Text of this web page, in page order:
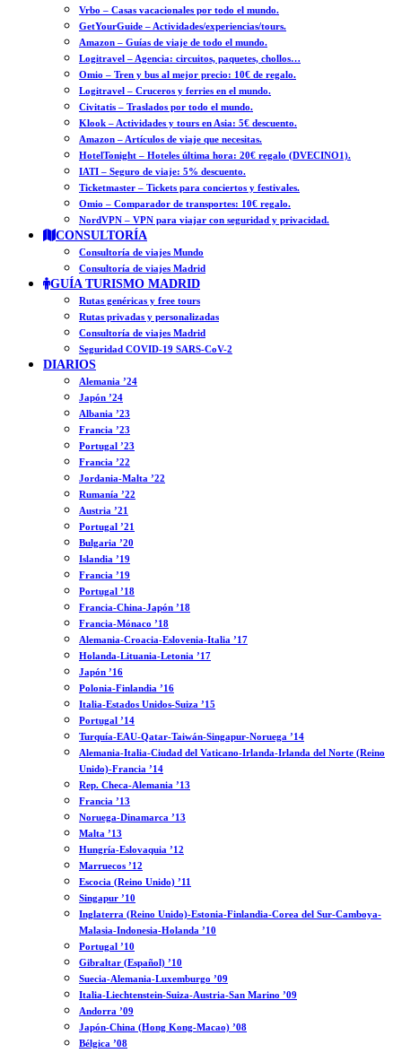
Vrbo – Casas vacacionales por todo el mundo.
GetYourGuide – Actividades/experiencias/tours.
Amazon – Guías de viaje de todo el mundo.
Logitravel – Agencia: circuitos, paquetes, chollos…
Omio – Tren y bus al mejor precio: 10€ de regalo.
Logitravel – Cruceros y ferries en el mundo.
Civitatis – Traslados por todo el mundo.
Klook – Actividades y tours en Asia: 5€ descuento.
Amazon – Artículos de viaje que necesitas.
HotelTonight – Hoteles última hora: 20€ regalo (DVECINO1).
IATI – Seguro de viaje: 5% descuento.
Ticketmaster – Tickets para conciertos y festivales.
Omio – Comparador de transportes: 10€ regalo.
NordVPN – VPN para viajar con seguridad y privacidad.
CONSULTORÍA
Consultoría de viajes Mundo
Consultoría de viajes Madrid
GUÍA TURISMO MADRID
Rutas genéricas y free tours
Rutas privadas y personalizadas
Consultoría de viajes Madrid
Seguridad COVID-19 SARS-CoV-2
DIARIOS
Alemania ’24
Japón ’24
Albania ’23
Francia ’23
Portugal ’23
Francia ’22
Jordania-Malta ’22
Rumanía ’22
Austria ’21
Portugal ’21
Bulgaria ’20
Islandia ’19
Francia ’19
Portugal ’18
Francia-China-Japón ’18
Francia-Mónaco ’18
Alemania-Croacia-Eslovenia-Italia ’17
Holanda-Lituania-Letonia ’17
Japón ’16
Polonia-Finlandia ’16
Italia-Estados Unidos-Suiza ’15
Portugal ’14
Turquía-EAU-Qatar-Taiwán-Singapur-Noruega ’14
Alemania-Italia-Ciudad del Vaticano-Irlanda-Irlanda del Norte (Reino
Unido)-Francia ’14
Rep. Checa-Alemania ’13
Francia ’13
Noruega-Dinamarca ’13
Malta ’13
Hungría-Eslovaquia ’12
Marruecos ’12
Escocia (Reino Unido) ’11
Singapur ’10
Inglaterra (Reino Unido)-Estonia-Finlandia-Corea del Sur-Camboya-
Malasia-Indonesia-Holanda ’10
Portugal ’10
Gibraltar (Español) ’10
Suecia-Alemania-Luxemburgo ’09
Italia-Liechtenstein-Suiza-Austria-San Marino ’09
Andorra ’09
Japón-China (Hong Kong-Macao) ’08
Bélgica ’08